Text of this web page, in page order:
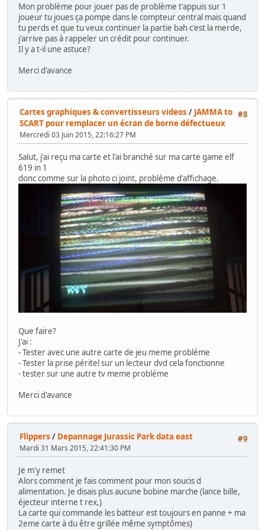
Mon problème pour jouer pas de problème t'appuis sur 1
joueur tu joues ça pompe dans le compteur central mais quand
tu perds et que tu veux continuer la partie bah c'est la merde,
j'arrive pas à rappeler un crédit pour continuer.
Il y a t-il une astuce?
Merci d'avance
#8
Cartes graphiques & convertisseurs videos / JAMMA to
SCART pour remplacer un écran de borne défectueux
Mercredi 03 Juin 2015, 22:16:27 PM
Salut, j'ai reçu ma carte et l'ai branché sur ma carte game elf
619 in 1
donc comme sur la photo ci joint, probléme d'affichage.
Que faire?
J'ai :
- Tester avec une autre carte de jeu meme probléme
- Tester la prise péritel sur un lecteur dvd cela fonctionne
- tester sur une autre tv meme probléme
Merci d'avance
#9
Flippers / Depannage Jurassic Park data east
Mardi 31 Mars 2015, 22:41:30 PM
Je m'y remet
Alors comment je fais comment pour mon soucis d
alimentation. Je disais plus aucune bobine marche (lance bille,
éjecteur interne t rex,)
La carte qui commande les batteur est toujours en panne + ma
2eme carte à du être grillée même symptômes)